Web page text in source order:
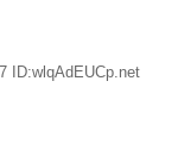
ID:wlqAdEUCp.net